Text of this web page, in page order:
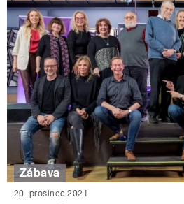
Zábava
20. prosinec 2021